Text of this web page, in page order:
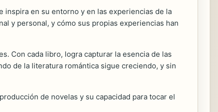
en su entorno y en las experiencias de la
y personal, y cómo sus propias experiencias han
Con cada libro, logra capturar la esencia de las
de la literatura romántica sigue creciendo, y sin
de novelas y su capacidad para tocar el